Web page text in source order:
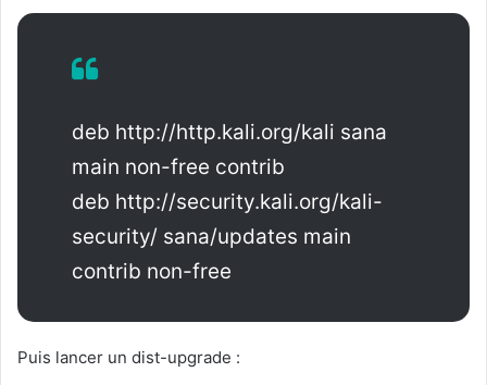
deb http://http.kali.org/kali sana
main non-free contrib
deb http://security.kali.org/kali-
security/ sana/updates main
contrib non-free
Puis lancer un dist-upgrade :